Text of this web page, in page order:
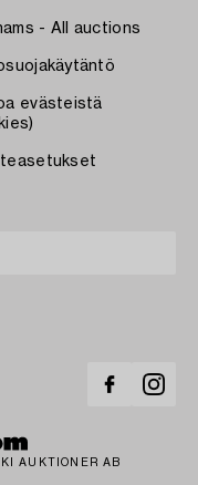
- All auctions
evästeistä
AUKTIONER AB